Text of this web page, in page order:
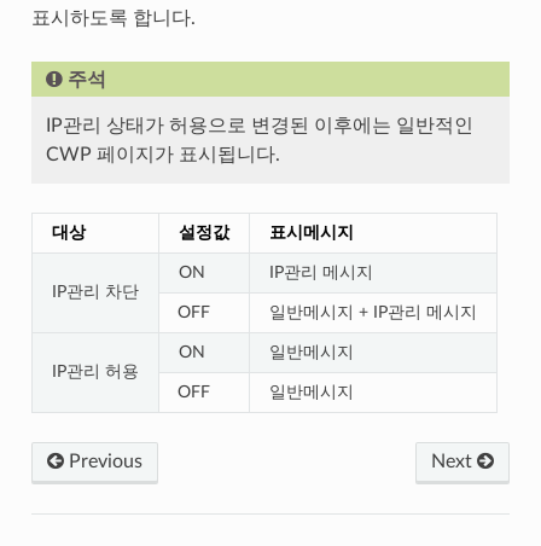
표시하도록 합니다.
주석
IP관리 상태가 허용으로 변경된 이후에는 일반적인
CWP 페이지가 표시됩니다.
대상 설정값 표시메시지
IP관리 차단
ON IP관리 메시지
OFF 일반메시지 + IP관리 메시지
IP관리 허용
ON 일반메시지
OFF 일반메시지
Previous Next